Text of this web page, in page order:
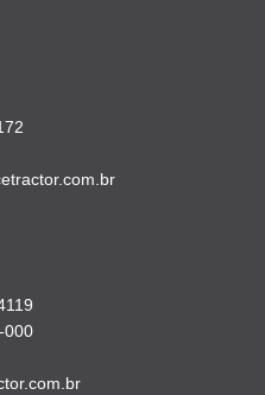
000